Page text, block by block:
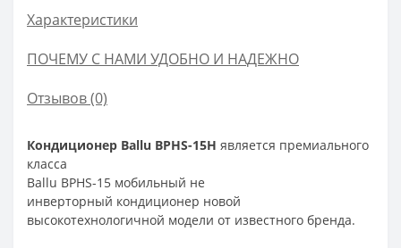
Характеристики
ПОЧЕМУ С НАМИ УДОБНО И НАДЕЖНО
Отзывов (0)
Кондиционер Ballu BPHS-15H является премиального
класса
Ballu BPHS-15 мобильный не
инверторный кондиционер новой
высокотехнологичной модели от известного бренда.